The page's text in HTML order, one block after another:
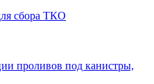
сбора ТКО
проливов под канистры,